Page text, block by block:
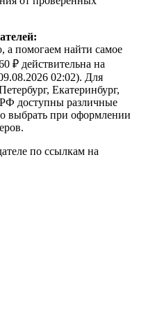
помогаем найти самое
₽ действительна на
02:02). Для
Екатеринбург,
доступны различные
выбрать при оформлении
по ссылкам на